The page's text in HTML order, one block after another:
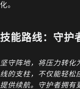
化。
技能路线：守护
坚守阵地，将压力转化
线的支柱，不仅能轻松
提供续航。守护者拥有